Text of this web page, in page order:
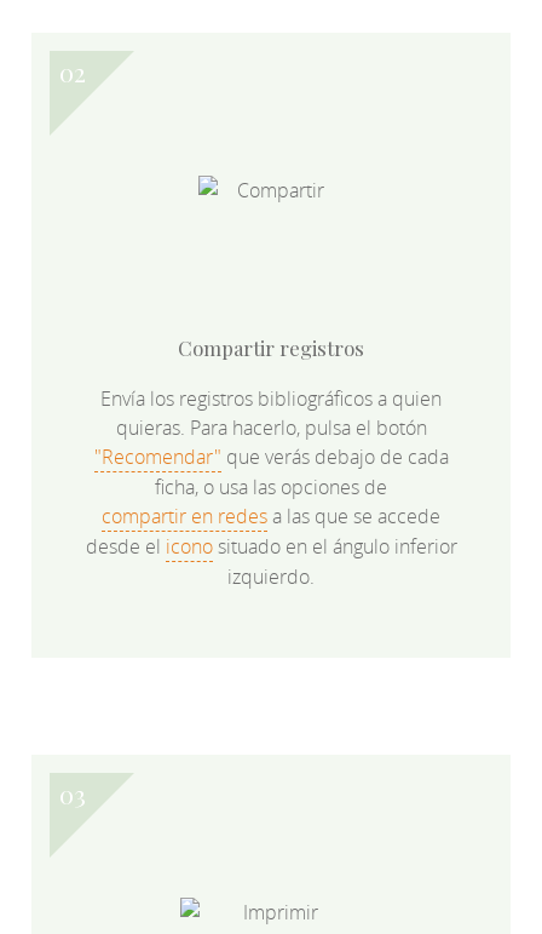
Compartir registros
Envía los registros bibliográficos a quien
quieras. Para hacerlo, pulsa el botón
"Recomendar" que verás debajo de cada
ficha, o usa las opciones de
compartir en redesa las que se accede
desde el iconosituado en el ángulo inferior
izquierdo.